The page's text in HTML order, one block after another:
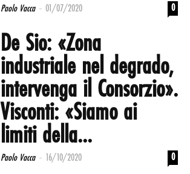
Paolo Vacca - 01/07/2020 0
De Sio: «Zona
industriale nel degrado,
intervenga il Consorzio».
Visconti: «Siamo ai
limiti della...
Paolo Vacca - 16/10/2020 0